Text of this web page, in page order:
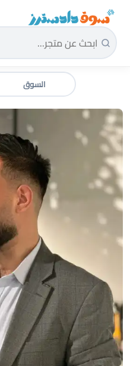
سوق دادسترز الرئيسية
السوق